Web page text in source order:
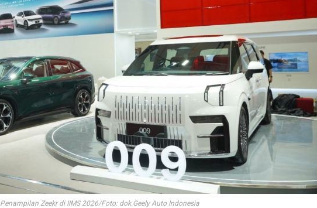
Penampilan Zeekr di IIMS 2026/Foto: dok.Geely Auto Indonesia